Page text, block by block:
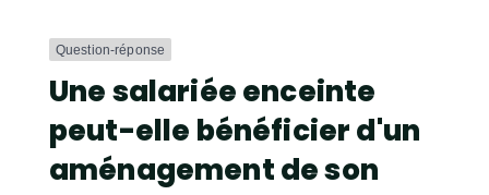
Question-réponse
Une salariée enceinte
peut-elle bénéficier d'un
aménagement de son